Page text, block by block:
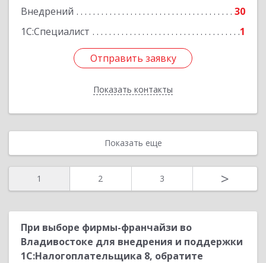
Внедрений
30
1С:Специалист
1
Отправить заявку
Показать контакты
Подробнее
Отправить заявку
Назад
Показать еще
1 2 3 >
При выборе фирмы-франчайзи во
Владивостоке для внедрения и поддержки
1С:Налогоплательщика 8, обратите